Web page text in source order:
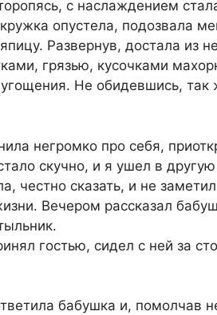
с наслаждением
опустела, подозвала
Развернув, достала из
грязью, кусочками
Не обидевшись, так
негромко про себя,
скучно, и я ушел в
честно сказать, и не
Вечером рассказал
гостью, сидел с ней за
бабушка и, помолчав